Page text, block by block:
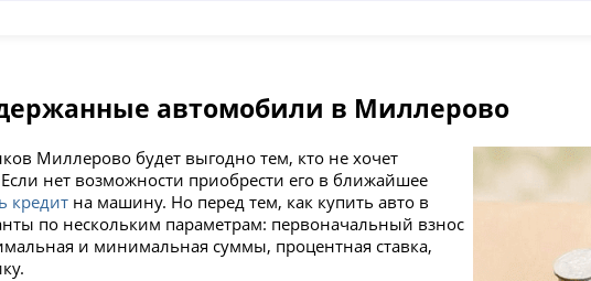
автомобили в Миллерово
Миллерово будет выгодно тем, кто не хочет
нет возможности приобрести его в ближайшее
кредит на машину. Но перед тем, как купить авто в
по нескольким параметрам: первоначальный взнос
и минимальная суммы, процентная ставка,